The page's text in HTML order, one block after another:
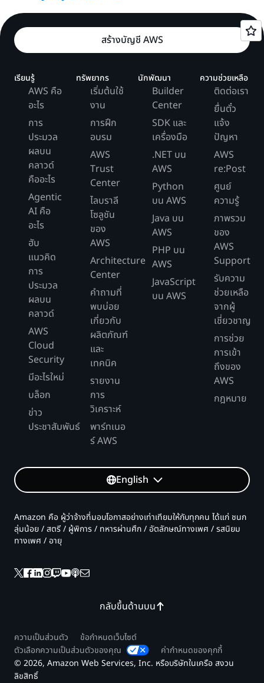
สร้างบัญชี AWS
เรียนรู้
AWS คือ
อะไร
การ
ประมวล
ผลบน
คลาวด์
คืออะไร
Agentic
AI คือ
อะไร
ฮับ
แนวคิด
การ
ประมวล
ผลบน
คลาวด์
AWS
Cloud
Security
มีอะไรใหม่
บล็อก
ข่าว
ประชาสัมพันธ์
ทรัพยากร
เริ่มต้นใช้
งาน
การฝึก
อบรม
AWS
Trust
Center
ไลบราลี
โซลูชัน
ของ
AWS
Architecture
Center
คำถามที่
พบบ่อย
เกี่ยวกับ
ผลิตภัณฑ์
และ
เทคนิค
รายงาน
การ
วิเคราะห์
พาร์ทเนอ
ร์ AWS
นักพัฒนา
Builder
Center
SDK และ
เครื่องมือ
.NET บน
AWS
Python
บน AWS
Java บน
AWS
PHP บน
AWS
JavaScript
บน AWS
ความช่วยเหลือ
ติดต่อเรา
ยื่นตั๋ว
แจ้ง
ปัญหา
AWS
re:Post
ศูนย์
ความรู้
ภาพรวม
ของ
AWS
Support
รับความ
ช่วยเหลือ
จากผู้
เชี่ยวชาญ
การช่วย
การเข้า
ถึงของ
AWS
กฎหมาย
English
กลับขึ้นด้านบน
Amazon คือ ผู้ว่าจ้างที่มอบโอกาสอย่างเท่าเทียมให้กับทุกคน ได้แก่ ชนก
ลุ่มน้อย / สตรี / ผู้พิการ / ทหารผ่านศึก / อัตลักษณ์ทางเพศ / รสนิยม
ทางเพศ / อายุ
ความเป็นส่วนตัว
ข้อกำหนดเว็บไซต์
ตัวเลือกความเป็นส่วนตัวของคุณ
ค่ากำหนดของคุกกี้
© 2026, Amazon Web Services, Inc. หรือบริษัทในเครือ สงวน
ลิขสิทธิ์